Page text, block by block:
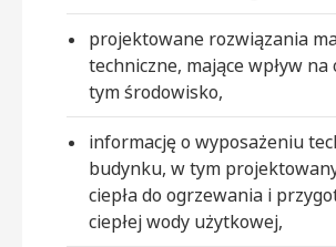
projektowane rozwiązania
techniczne, mające wpływ na
tym środowisko,
informację o wyposażeniu
budynku, w tym
ciepła do ogrzewania i
ciepłej wody użytkowej,